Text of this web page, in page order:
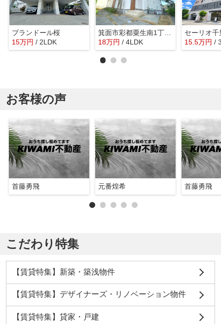
プランドール桜
15万円 / 2LDK
箕面市彩都粟生南1丁目貸家
18万円 / 4LDK 15.5万円 /
お客様の声
首藤勇飛 元番煌希 首藤勇飛
こだわり特集
【賃貸特集】新築・築浅物件
【賃貸特集】デザイナーズ・リノベーション物件
【賃貸特集】貸家・戸建